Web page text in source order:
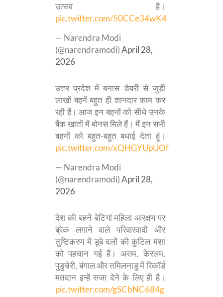
उत्सव है।
pic.twitter.com/50CCe34wK4
— Narendra Modi
(@narendramodi)April 28,
2026
उत्तर प्रदेश में बनास डेयरी से जुड़ी
लाखों बहनें बहुत ही शानदार काम कर
रही हैं। आज इन बहनों को सीधे उनके
बैंक खातों में बोनस मिले हैं। मैं इन सभी
बहनों को बहुत-बहुत बधाई देता हूं।
pic.twitter.com/xQHGYUpUOf
— Narendra Modi
(@narendramodi)April 28,
2026
देश की बहनें-बेटियां महिला आरक्षण पर
ब्रेक लगाने वाले परिवारवादी और
तुष्टिकरण में डूबे दलों की कुटिल मंशा
को पहचान गई हैं। असम, केरलम,
पुडुचेरी, बंगाल और तमिलनाडु में रिकॉर्ड
मतदान इन्हें सजा देने के लिए ही है।
pic.twitter.com/gSCbNC684g